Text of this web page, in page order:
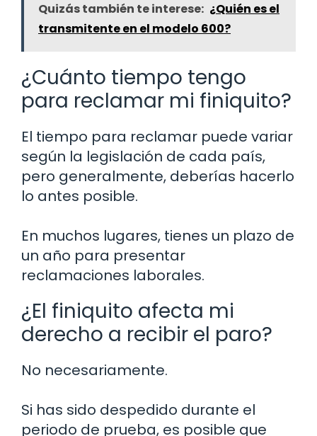
Quizás también te interese: ¿Quién es el
transmitente en el modelo 600?
¿Cuánto tiempo tengo
para reclamar mi finiquito?
El tiempo para reclamar puede variar
según la legislación de cada país,
pero generalmente, deberías hacerlo
lo antes posible.
En muchos lugares, tienes un plazo de
un año para presentar
reclamaciones laborales.
¿El finiquito afecta mi
derecho a recibir el paro?
No necesariamente.
Si has sido despedido durante el
periodo de prueba, es posible que